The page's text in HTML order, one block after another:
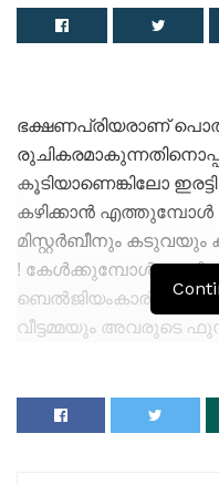
ഭക്ഷണപ്രിയരാണ്
കൂടിയാണെങ്കിലോ
കഴിക്കാന്‍ എത്തുമ്പോള്‍
മിസ്റ്റര്‍ബീനും
! കേള്‍ക്കുമ്പോള്‍
ബെല്‍ജിയംകാരിയായ
വീട്ടമ്മയും അവരുടെ
പലതരത്തില്‍